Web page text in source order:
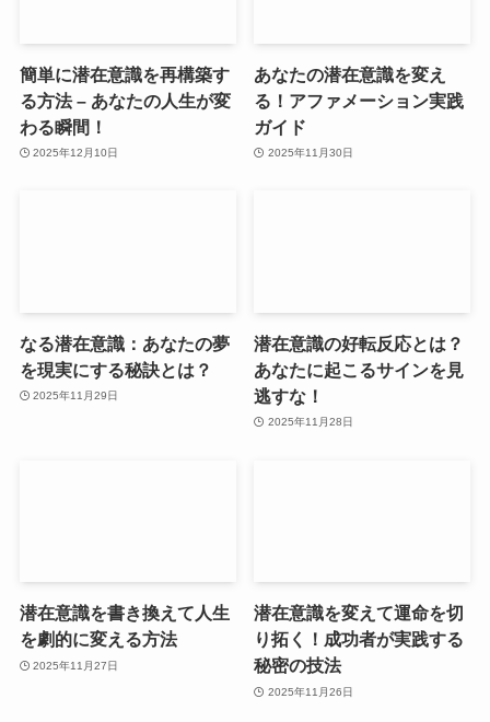
簡単に潜在意識を再構築す
る方法 – あなたの人生が変
わる瞬間！
2025年12月10日
あなたの潜在意識を変え
る！アファメーション実践
ガイド
2025年11月30日
なる潜在意識：あなたの夢
を現実にする秘訣とは？
2025年11月29日
潜在意識の好転反応とは？
あなたに起こるサインを見
逃すな！
2025年11月28日
潜在意識を書き換えて人生
を劇的に変える方法
2025年11月27日
潜在意識を変えて運命を切
り拓く！成功者が実践する
秘密の技法
2025年11月26日